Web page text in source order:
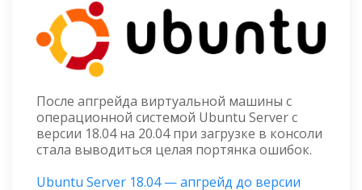
После апгрейда виртуальной машины с
операционной системой Ubuntu Server с
версии 18.04 на 20.04 при загрузке в консоли
стала выводиться целая портянка ошибок.
Ubuntu Server 18.04 — апгрейд до версии